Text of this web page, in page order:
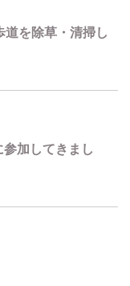
を除草・清掃し
加してきまし